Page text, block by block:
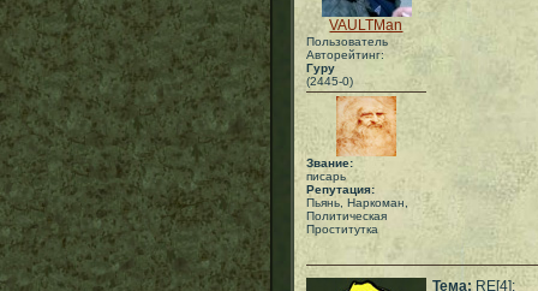
VAULTMan
Пользователь
Авторейтинг:
Гуру
(2445-0)
Звание:
писарь
Репутация:
Пьянь, Наркоман,
Политическая
Проститутка
Тема: RE[4]: